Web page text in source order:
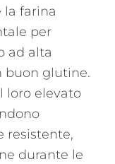
la farina
per
ad alta
buon glutine.
loro elevato
resistente,
durante le